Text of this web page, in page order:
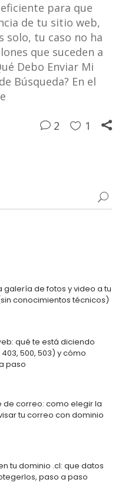
para que
de tu sitio web,
solo, tu caso no ha
que suceden a
Debo Enviar Mi
Búsqueda? En el
2 1
de fotos y video a tu
conocimientos técnicos)
qué te está diciendo
500, 503) y cómo
paso
de correo: como elegir la
tu correo con dominio
tu dominio .cl: que datos
paso a paso